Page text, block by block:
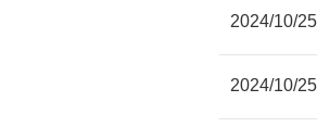
2024/10/25
2024/10/25